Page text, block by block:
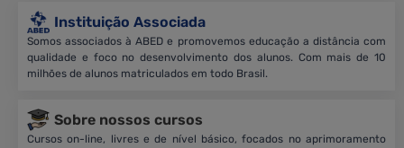
Instituição Associada
Somos associados à ABED e promovemos educação a distância com
qualidade e foco no desenvolvimento dos alunos. Com mais de 10
milhões de alunos matriculados em todo Brasil.
Sobre nossos cursos
Cursos on-line, livres e de nível básico, focados no aprimoramento